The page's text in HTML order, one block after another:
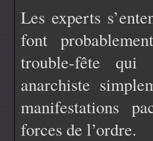
Les experts
font
trouble-fête qui
anarchiste
manifestations
forces de l’ordre.